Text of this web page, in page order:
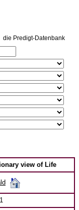
die Predigt-Datenbank
view of Life